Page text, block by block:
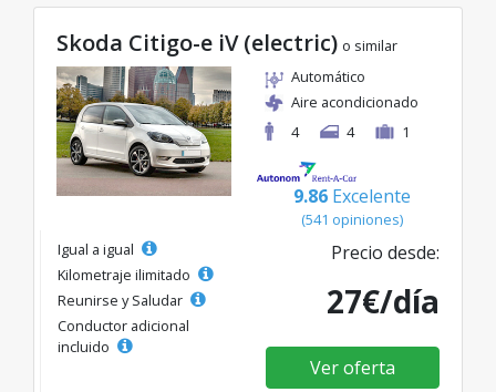
Skoda Citigo-e iV (electric) o similar
Automático
Aire acondicionado
4
4 1
9.86 Excelente
(541 opiniones)
Igual a igual
Kilometraje ilimitado
Reunirse y Saludar
Conductor adicional
incluido
Precio desde:
27€/día
Ver oferta